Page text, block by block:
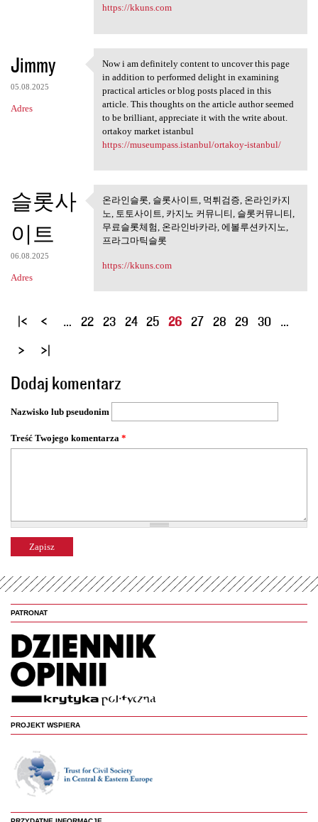
https://kkuns.com
Jimmy
05.08.2025
Adres
Now i am definitely content
Now i am definitely content to uncover this page
in addition to performed delight in examining
practical articles or blog posts placed in this
article. This thoughts on the article author seemed
to be brilliant, appreciate it with the write about.
ortakoy market istanbul
https://museumpass.istanbul/ortakoy-istanbul/
슬롯사
이트
06.08.2025
Adres
온라인슬롯, 슬롯사이트, 먹튀검
증, 온라인카지노,
온라인슬롯, 슬롯사이트, 먹튀검증, 온라인카지
노, 토토사이트, 카지노 커뮤니티, 슬롯커뮤니티,
무료슬롯체험, 온라인바카라, 에볼루션카지노,
프라그마틱슬롯
https://kkuns.com
S
o
n
y
… 22 23 24 25 26 27 28 29 30 …
Dodaj komentarz
Nazwisko lub pseudonim
Treść Twojego komentarza *
PATRONAT
PROJEKT WSPIERA